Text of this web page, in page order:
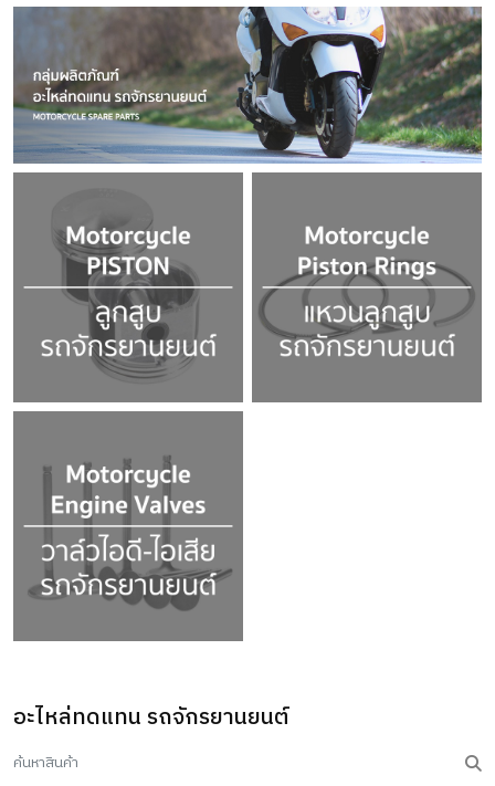
อะไหล่ทดแทน รถจักรยานยนต์